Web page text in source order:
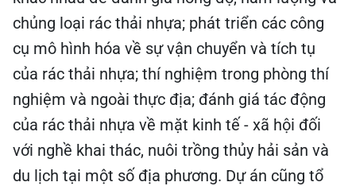
chủng loại rác thải nhựa; phát triển các công
cụ mô hình hóa về sự vận chuyển và tích tụ
của rác thải nhựa; thí nghiệm trong phòng thí
nghiệm và ngoài thực địa; đánh giá tác động
của rác thải nhựa về mặt kinh tế - xã hội đối
với nghề khai thác, nuôi trồng thủy hải sản và
du lịch tại một số địa phương. Dự án cũng tổ